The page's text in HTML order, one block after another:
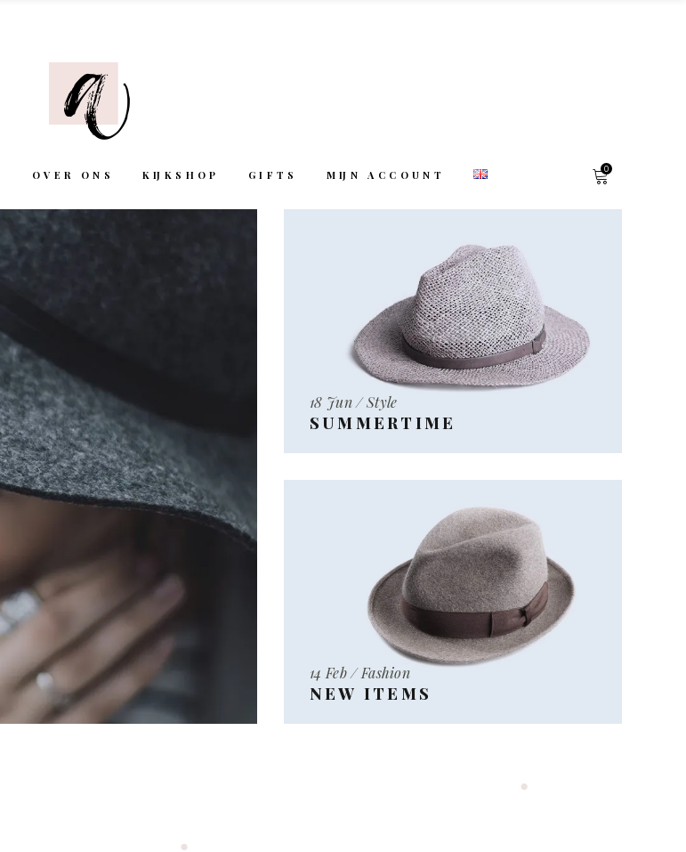
OVER ONS KIJKSHOP GIFTS MIJN ACCOUNT 0
18 Jun / Style
SUMMERTIME
14 Feb / Fashion
NEW ITEMS